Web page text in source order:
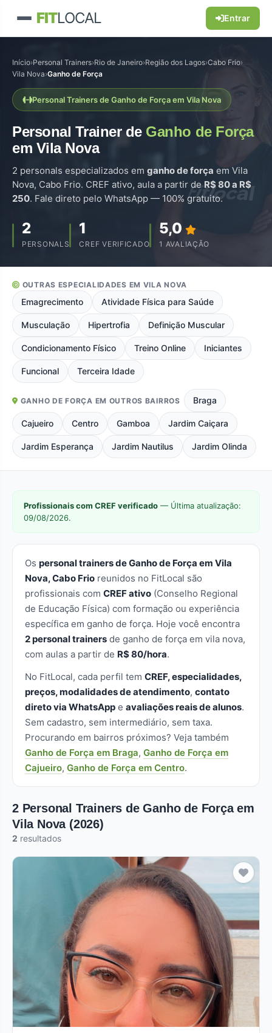
FITLOCAL Entrar
Início›Personal Trainers›Rio de Janeiro›Região dos Lagos›Cabo Frio›
Vila Nova›Ganho de Força
Personal Trainers de Ganho de Força em Vila Nova
Personal Trainer de Ganho de Força
em Vila Nova
2 personals especializados em ganho de força em Vila
Nova, Cabo Frio. CREF ativo, aula a partir deR$ 80 a R$
250. Fale direto pelo WhatsApp — 100% gratuito.
2
PERSONALS
1
CREF VERIFICADO
5,0
1 AVALIAÇÃO
OUTRAS ESPECIALIDADES EM VILA NOVA
Emagrecimento Atividade Física para Saúde
Musculação Hipertrofia Definição Muscular
Condicionamento Físico Treino Online Iniciantes
Funcional Terceira Idade
GANHO DE FORÇA EM OUTROS BAIRROS Braga
Cajueiro Centro Gamboa Jardim Caiçara
Jardim Esperança Jardim Nautilus Jardim Olinda
Profissionais com CREF verificado — Última atualização:
09/08/2026.
Os personal trainers de Ganho de Força em Vila
Nova, Cabo Frio reunidos no FitLocal são
profissionais com CREF ativo (Conselho Regional
de Educação Física) com formação ou experiência
específica em ganho de força. Hoje você encontra
2 personal trainers de ganho de força em vila nova,
com aulas a partir de R$ 80/hora.
No FitLocal, cada perfil tem CREF, especialidades,
preços, modalidades de atendimento, contato
direto via WhatsApp e avaliações reais de alunos.
Sem cadastro, sem intermediário, sem taxa.
Procurando em bairros próximos? Veja também
Ganho de Força em Braga, Ganho de Força em
Cajueiro, Ganho de Força em Centro.
2 Personal Trainers de Ganho de Força em
Vila Nova (2026)
2 resultados